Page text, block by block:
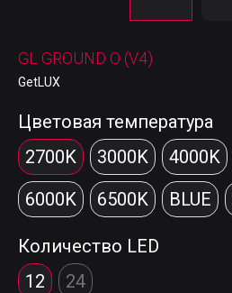
GL GROUND O (V4)
GetLUX
Цветовая температура
2700K
3000K 4000K
6000K
6500K BLUE
Количество LED
12
24